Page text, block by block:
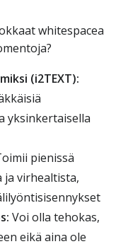
whitespacea
(i2TEXT):
yksinkertaisella
pienissä
ja virhealtista,
Voi olla tehokas,
eikä aina ole